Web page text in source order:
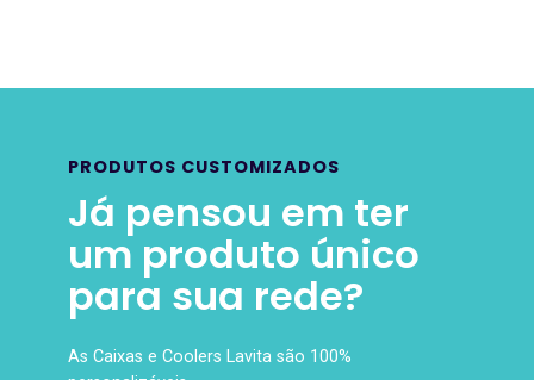
PRODUTOS CUSTOMIZADOS
Já pensou em ter
um produto único
para sua rede?
As Caixas e Coolers Lavita são 100%